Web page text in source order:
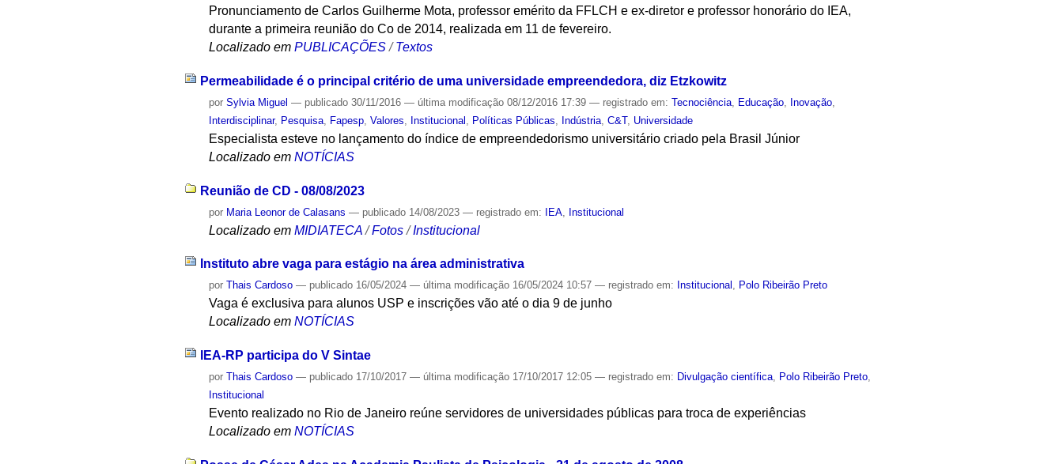
Pronunciamento de Carlos Guilherme Mota, professor emérito da FFLCH e ex-diretor e professor honorário do IEA,
durante a primeira reunião do Co de 2014, realizada em 11 de fevereiro.
Localizado em PUBLICAÇÕES /Textos
Permeabilidade é o principal critério de uma universidade empreendedora, diz Etzkowitz
porSylvia Miguel — publicado 30/11/2016— última modificação 08/12/2016 17:39— registrado em:Tecnociência Educação Inovação
Interdisciplinar, Pesquisa Fapesp ,Valores Institucional Políticas Públicas Indústria ,C&T, Universidade
Especialista esteve no lançamento do índice de empreendedorismo universitário criado pela Brasil Júnior
Localizado em NOTÍCIAS
Reunião de CD - 08/08/2023
por Maria Leonor de Calasans — publicado 14/08/2023— registrado em: IEA Institucional
Localizado em MIDIATECA /Fotos /Institucional
Instituto abre vaga para estágio na área administrativa
porThais Cardoso — publicado 16/05/2024— última modificação 16/05/2024 10:57— registrado em: Institucional , Polo Ribeirão Preto
Vaga é exclusiva para alunos USP e inscrições vão até o dia 9 de junho
Localizado em NOTÍCIAS
IEA-RP participa do V Sintae
porThais Cardoso — publicado 17/10/2017— última modificação 17/10/2017 12:05— registrado em: Divulgação científica Polo Ribeirão Preto
Institucional
Evento realizado no Rio de Janeiro reúne servidores de universidades públicas para troca de experiências
Localizado em NOTÍCIAS